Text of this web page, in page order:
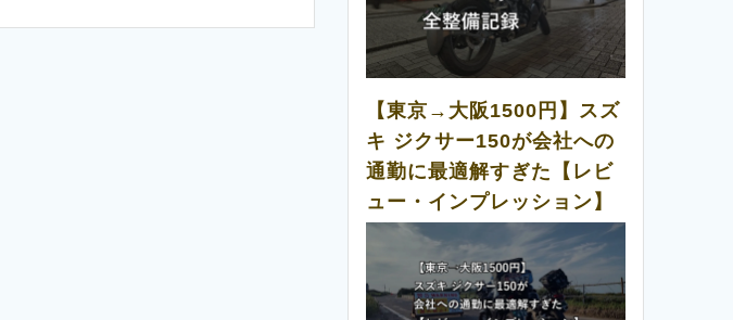
【東京→大阪1500円】スズ
キ ジクサー150が会社への
通勤に最適解すぎた【レビ
ュー・インプレッション】